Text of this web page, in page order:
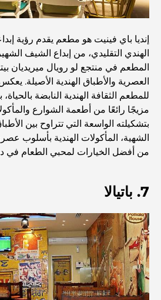
أفضل مطاعم شرائح اللحم في دبي:
أغلى دولة في العالم: تصنيف عالمي
دليل صالات الرياضة في داماك هيلز:
البدنية في المنطقة المحيطة
أفضل مراكز التسوق في دبي للتسوق
استكشف أكثر مناطق دبي حيوية
بطاقات الائتمان في الإمارات
للإنفاق الذكي
مستشفى في مركز دبي المالي
المستوى في دبي
إنديا باي فينيت هو مطعم يقدم رؤية
الهندي التقليدي، من إبداع الشيف
المطعم في منتجع لو رويال ميريديان
العصرية والأطباق الهندية الأصيلة.
للمطعم الثقافة الهندية النابضة
مزيجًا رائعًا من أطعمة الشوارع
بتشكيلته الواسعة التي تتراوح بين
الشهية، المأكولات الهندية بأسلوب
من أفضل الخيارات لمحبي الطعام في
7. باتيالا